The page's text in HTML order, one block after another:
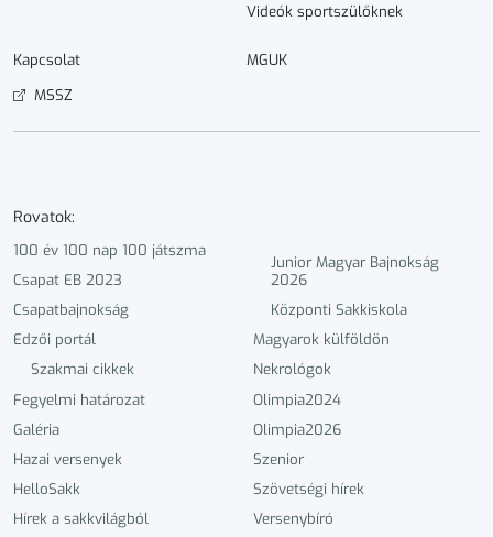
Videók sportszülőknek
Kapcsolat
MGUK
MSSZ
Rovatok:
100 év 100 nap 100 játszma
Csapat EB 2023
Csapatbajnokság
Edzői portál
Szakmai cikkek
Fegyelmi határozat
Galéria
Hazai versenyek
HelloSakk
Hírek a sakkvilágból
Junior Magyar Bajnokság
2026
Központi Sakkiskola
Magyarok külföldön
Nekrológok
Olimpia2024
Olimpia2026
Szenior
Szövetségi hírek
Versenybíró